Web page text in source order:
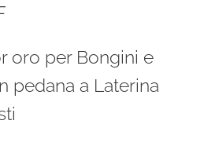
oro per Bongini e
pedana a Laterina